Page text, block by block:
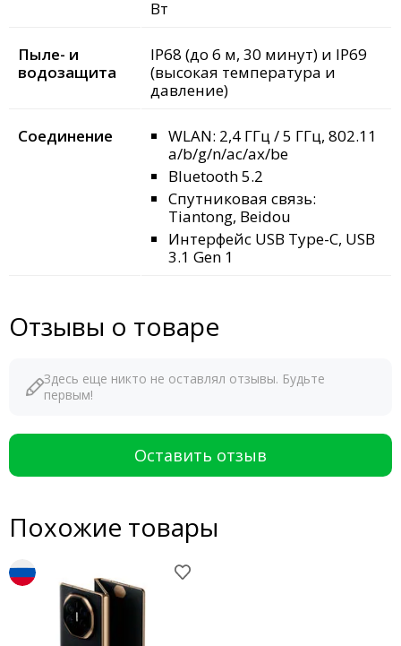
Вт
Пыле- и
водозащита
IP68 (до 6 м, 30 минут) и IP69
(высокая температура и
давление)
Соединение
WLAN: 2,4 ГГц / 5 ГГц, 802.11
a/b/g/n/ac/ax/be
Bluetooth 5.2
Спутниковая связь:
Tiantong, Beidou
Интерфейс USB Type-C, USB
3.1 Gen 1
Отзывы о товаре
Здесь еще никто не оставлял отзывы. Будьте
первым!
Оставить отзыв
Похожие товары